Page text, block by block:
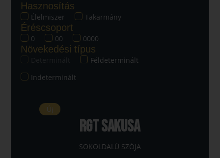
Hasznosítás
Élelmiszer Takarmány
Éréscsoport
0 00 0000
Növekedési típus
Féldeterminált
Indeterminált
Új
RGT SAKUSA
SOKOLDALÚ SZÓJA